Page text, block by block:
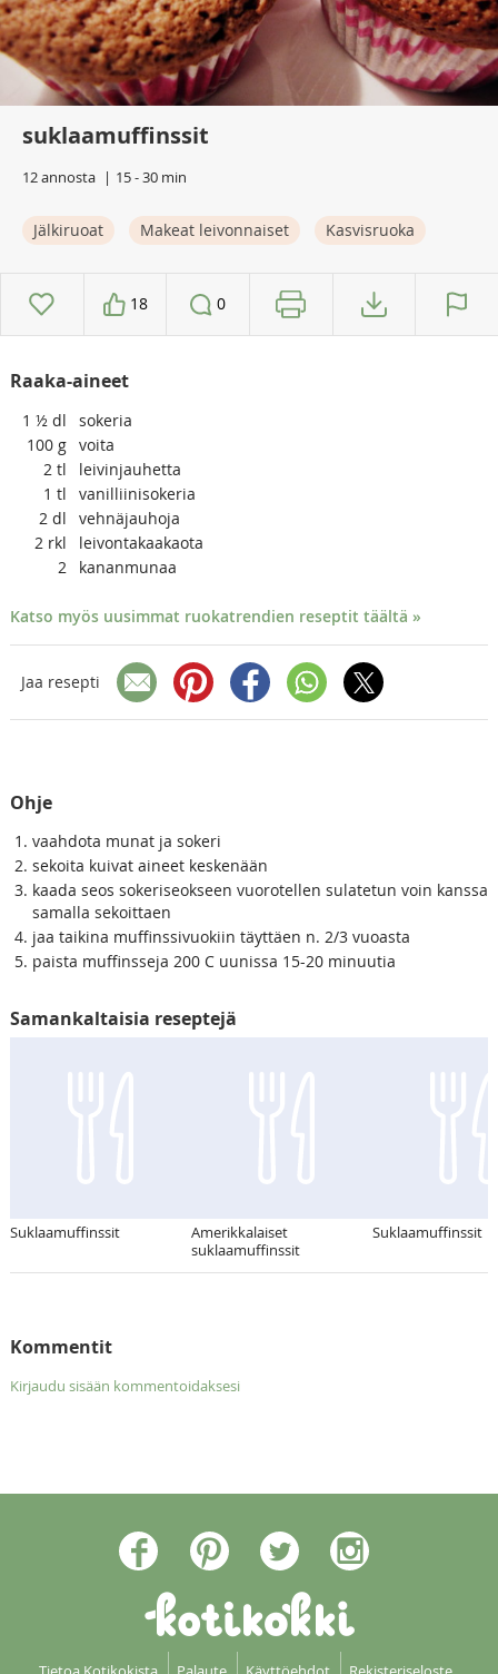
suklaamuffinssit
12 annosta 15 - 30 min
Jälkiruoat Makeat leivonnaiset Kasvisruoka
18 0
Raaka-aineet
1 ½ dl
sokeria
100 g voita
2 tl
leivinjauhetta
1 tl
vanilliinisokeria
2 dl
vehnäjauhoja
2 rkl
leivontakaakaota
2
kananmunaa
Katso myös uusimmat ruokatrendien reseptit täältä »
Jaa resepti
Ohje
vaahdota munat ja sokeri
sekoita kuivat aineet keskenään
kaada seos sokeriseokseen vuorotellen sulatetun voin kanssa
samalla sekoittaen
jaa taikina muffinssivuokiin täyttäen n. 2/3 vuoasta
paista muffinsseja 200 C uunissa 15-20 minuutia
Samankaltaisia reseptejä
Suklaamuffinssit
Amerikkalaiset
suklaamuffinssit
Suklaamuffinssit
Kommentit
Kirjaudu sisään kommentoidaksesi